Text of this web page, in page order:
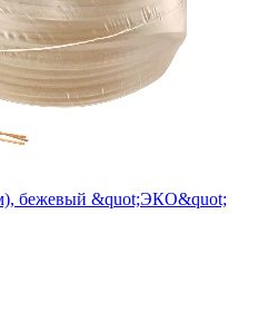
бежевый &quot;ЭКО&quot;